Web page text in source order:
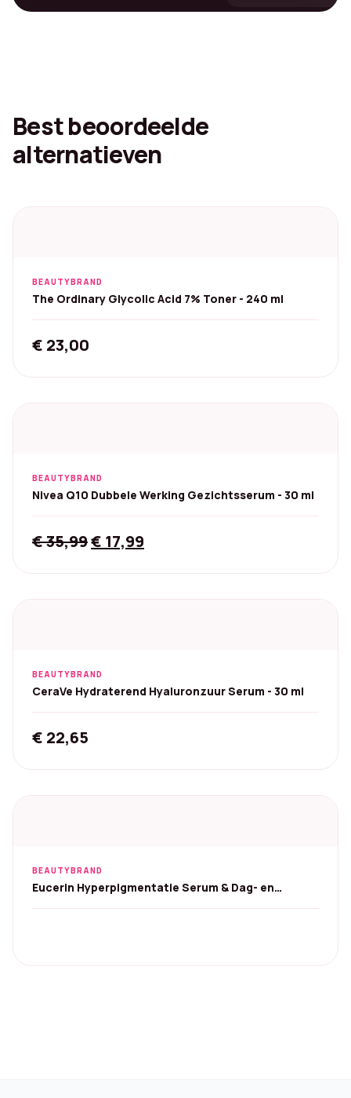
Best beoordeelde
alternatieven
BEAUTYBRAND
The Ordinary Glycolic Acid 7% Toner - 240 ml
€ 23,00
BEAUTYBRAND
Nivea Q10 Dubbele Werking Gezichtsserum - 30 ml
€35,99Original
€ 35,99.
€ 17,99
€ 17,99.
BEAUTYBRAND
CeraVe Hydraterend Hyaluronzuur Serum - 30 ml
€ 22,65
BEAUTYBRAND
Eucerin Hyperpigmentatie Serum & Dag- en